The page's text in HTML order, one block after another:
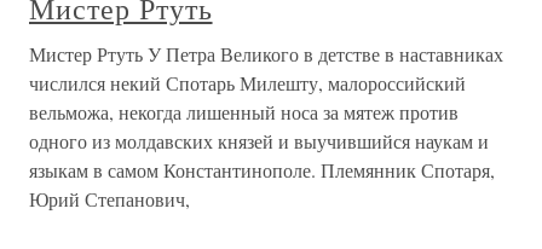
Мистер Ртуть
Мистер Ртуть У Петра Великого в детстве в наставниках
числился некий Спотарь Милешту, малороссийский
вельможа, некогда лишенный носа за мятеж против
одного из молдавских князей и выучившийся наукам и
языкам в самом Константинополе. Племянник Спотаря,
Юрий Степанович,